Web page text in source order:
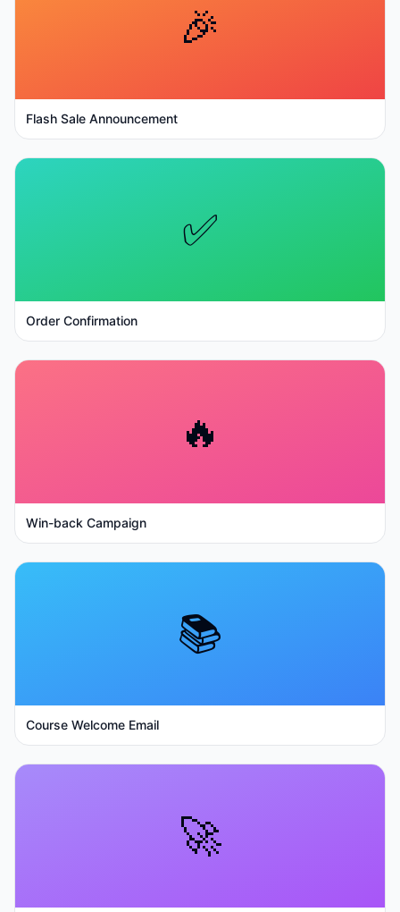
🎉
Flash Sale Announcement
✅
Order Confirmation
🔥
Win-back Campaign
📚
Course Welcome Email
🚀